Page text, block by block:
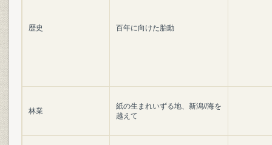
歴史 百年に向けた胎動
林業
紙の生まれいずる地、新潟//海を
越えて